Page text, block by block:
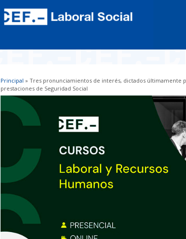
Usted está aquí
Principal » Tres pronunciamientos de interés, dictados últimamente
prestaciones de Seguridad Social